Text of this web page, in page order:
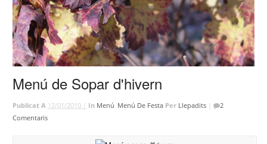
Menú de Sopar d'hivern
Publicat A 12/01/2010 | In Menú, Menú De Festa Per Llepadits
2
Comentaris